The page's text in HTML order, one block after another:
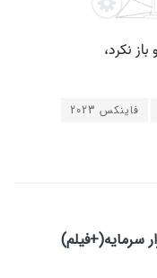
فاینکس 2023
سرمایه(+فیلم)